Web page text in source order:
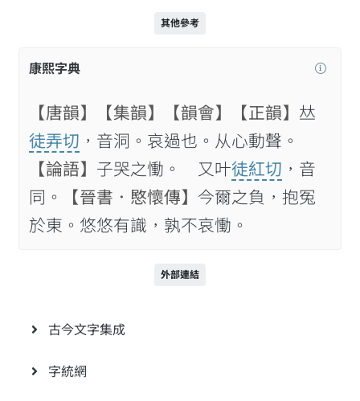
其他參考
康熙字典
【唐韻】 【集韻】 【韻會】 【正韻】 𠀤
徒弄切 ，音洞。哀過也。从心動聲。
【論語】 子哭之慟。 又叶徒紅切 ，音
同。
【晉書．愍懷傳】 今爾之負，抱冤
於東。悠悠有識，孰不哀慟。
外部連結
古今文字集成
字統網